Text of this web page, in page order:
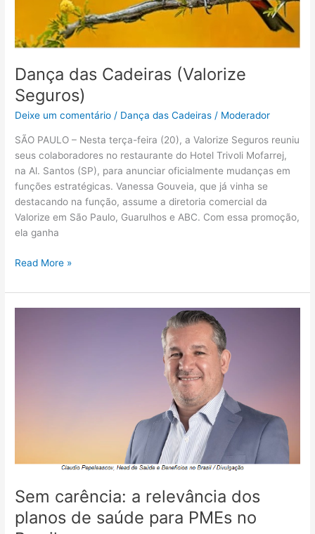
Dança das Cadeiras (Valorize
Seguros)
Deixe um comentário / Dança das Cadeiras / Moderador
SÃO PAULO – Nesta terça-feira (20), a Valorize Seguros reuniu
seus colaboradores no restaurante do Hotel Trivoli Mofarrej,
na Al. Santos (SP), para anunciar oficialmente mudanças em
funções estratégicas. Vanessa Gouveia, que já vinha se
destacando na função, assume a diretoria comercial da
Valorize em São Paulo, Guarulhos e ABC. Com essa promoção,
ela ganha
Read More »
Sem carência: a relevância dos
planos de saúde para PMEs no